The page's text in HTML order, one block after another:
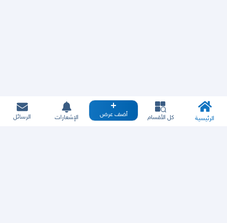
الرئيسية كل الأقسام أضف عرض الإشعارات الرسائل